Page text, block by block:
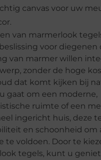
canvas voor uw
van marmerlook
voor diegenen
van marmer willen
zonder de hoge
dat komt kijken bij
gaat om een moderne,
ruimte of een
ingericht huis, deze
en schoonheid om
te voldoen. Door te
tegels, kunt u